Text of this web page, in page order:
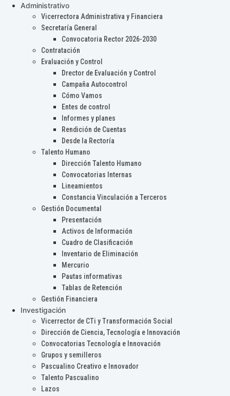
Administrativo
Vicerrectora Administrativa y Financiera
Secretaría General
Convocatoria Rector 2026-2030
Contratación
Evaluación y Control
Drector de Evaluación y Control
Campaña Autocontrol
Cómo Vamos
Entes de control
Informes y planes
Rendición de Cuentas
Desde la Rectoría
Talento Humano
Dirección Talento Humano
Convocatorias Internas
Lineamientos
Constancia Vinculación a Terceros
Gestión Documental
Presentación
Activos de Información
Cuadro de Clasificación
Inventario de Eliminación
Mercurio
Pautas informativas
Tablas de Retención
Gestión Financiera
Investigación
Vicerrector de CTi y Transformación Social
Dirección de Ciencia, Tecnología e Innovación
Convocatorias Tecnología e Innovación
Grupos y semilleros
Pascualino Creativo e Innovador
Talento Pascualino
Lazos